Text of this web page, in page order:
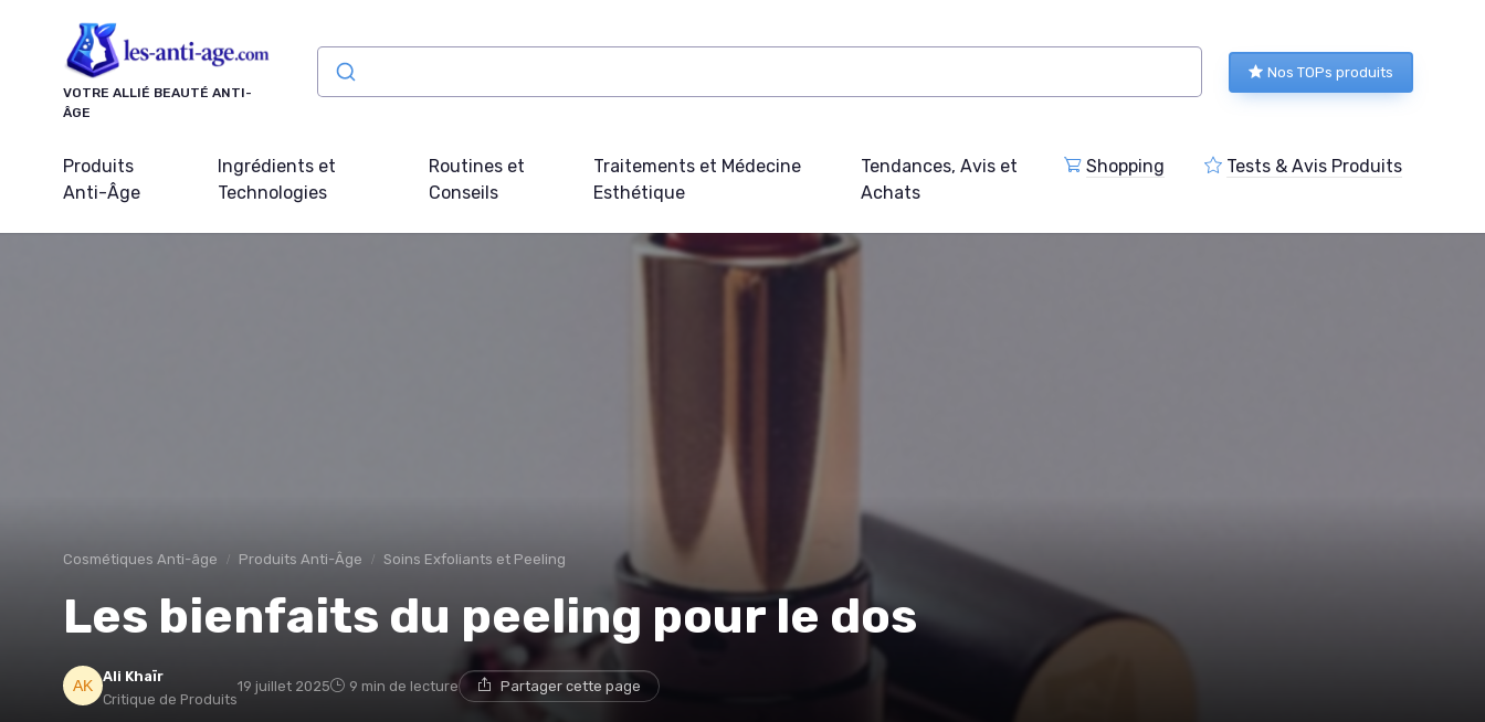
VOTRE ALLIÉ BEAUTÉ ANTI-
ÂGE
Nos TOPs produits
Produits
Anti-Âge
Ingrédients et
Technologies
Routines et
Conseils
Traitements et Médecine
Esthétique
Tendances, Avis et
Achats
Shopping Tests & Avis Produits
Cosmétiques Anti-âge Produits Anti-Âge Soins Exfoliants et Peeling
Les bienfaits du peeling pour le dos
Ali Khaïr
Critique de Produits
19 juillet 2025 9 min de lecture Partager cette page